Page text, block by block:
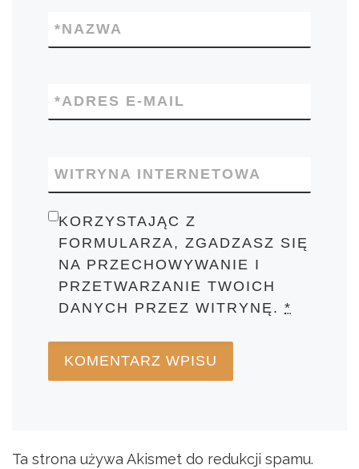
NAZWA
*
ADRES E-MAIL
*
WITRYNA INTERNETOWA
KORZYSTAJĄC Z
FORMULARZA, ZGADZASZ SIĘ
NA PRZECHOWYWANIE I
PRZETWARZANIE TWOICH
DANYCH PRZEZ WITRYNĘ.*
Ta strona używa Akismet do redukcji spamu.